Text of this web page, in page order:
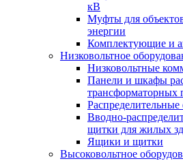
кВ
Муфты для
энергии
Комплектующие и
Низковольтное
Низковольтные
Панели и шкафы
трансформаторных
Вводно-
щитки для жилых
Ящики и щитки
Высоковольтное